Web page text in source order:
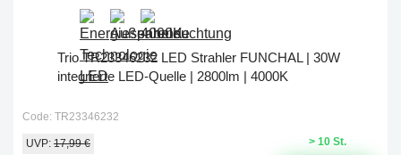
Trio TR23346232 LED Strahler FUNCHAL | 30W
integrierte LED-Quelle | 2800lm | 4000K
Code: TR23346232
> 10 St.
UVP: 17,99 €